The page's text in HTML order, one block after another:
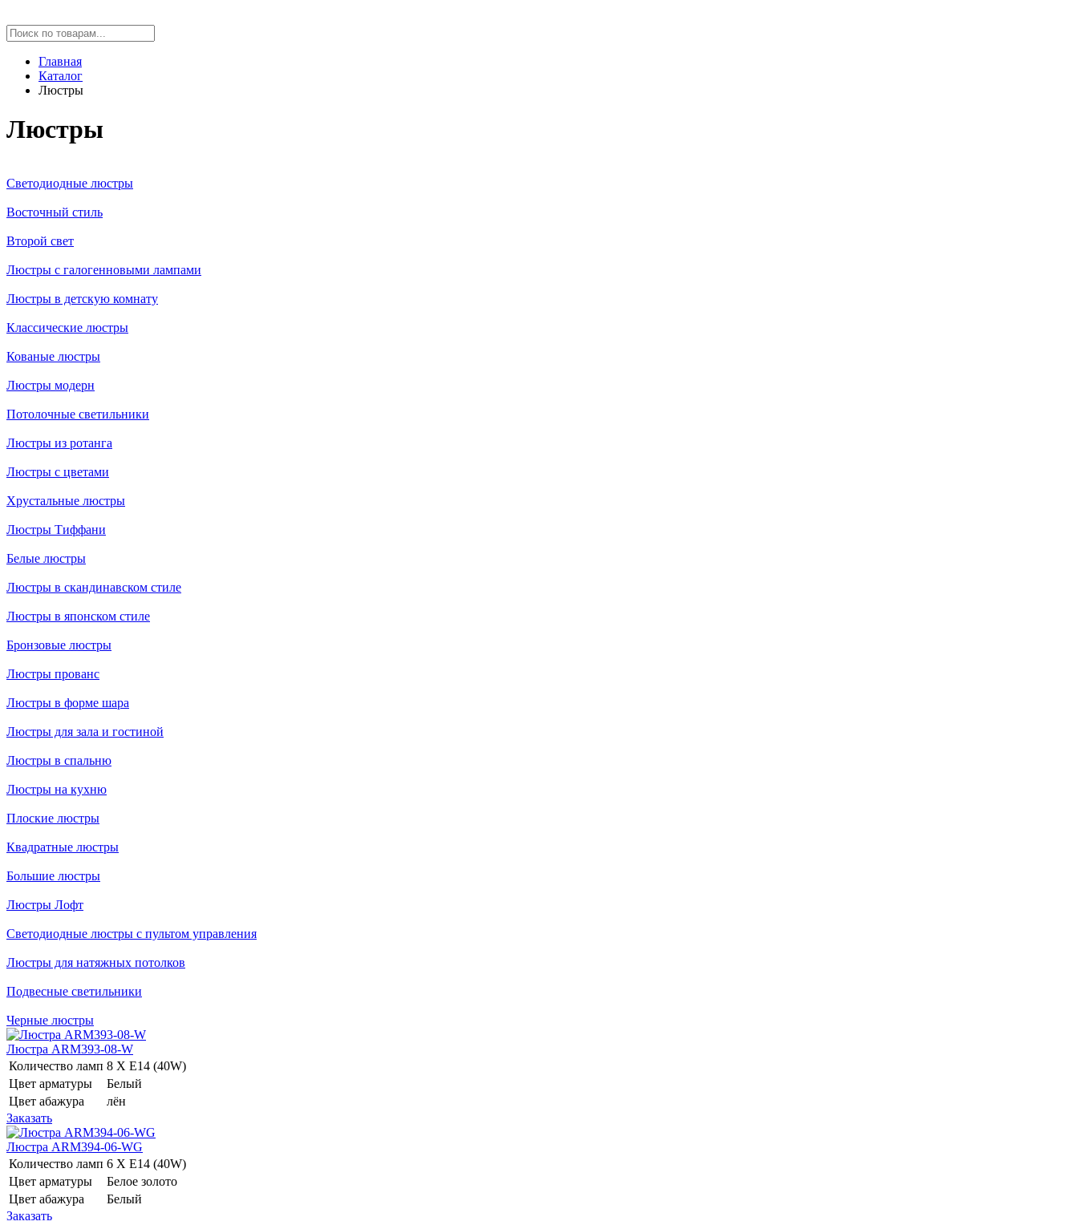
Главная
Каталог
Люстры
Люстры
Светодиодные люстры
Восточный стиль
Второй свет
Люстры с галогенновыми лампами
Люстры в детскую комнату
Классические люстры
Кованые люстры
Люстры модерн
Потолочные светильники
Люстры из ротанга
Люстры с цветами
Хрустальные люстры
Люстры Тиффани
Белые люстры
Люстры в скандинавском стиле
Люстры в японском стиле
Бронзовые люстры
Люстры прованс
Люстры в форме шара
Люстры для зала и гостиной
Люстры в спальню
Люстры на кухню
Плоские люстры
Квадратные люстры
Большие люстры
Люстры Лофт
Светодиодные люстры с пультом управления
Люстры для натяжных потолков
Подвесные светильники
Черные люстры
Люстра ARM393-08-W
Количество ламп 8 Х E14 (40W)
Цвет арматуры
Белый
Цвет абажура
лён
Заказать
Люстра ARM394-06-WG
Количество ламп 6 Х E14 (40W)
Цвет арматуры
Белое золото
Цвет абажура
Белый
Заказать